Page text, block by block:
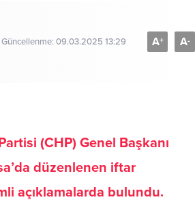
09.03.2025 13:29 A+ A-
(CHP) Genel Başkanı
düzenlenen iftar
açıklamalarda bulundu.